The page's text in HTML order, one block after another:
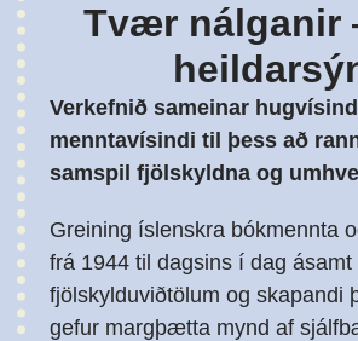
Tvær nálganir
Verkefnið sameinar
menntavísindi til þess að
samspil fjölskyldna og
Greining íslenskra bókmennta
frá 1944 til dagsins í dag ásamt
fjölskylduviðtölum og skapandi
gefur margþætta mynd af